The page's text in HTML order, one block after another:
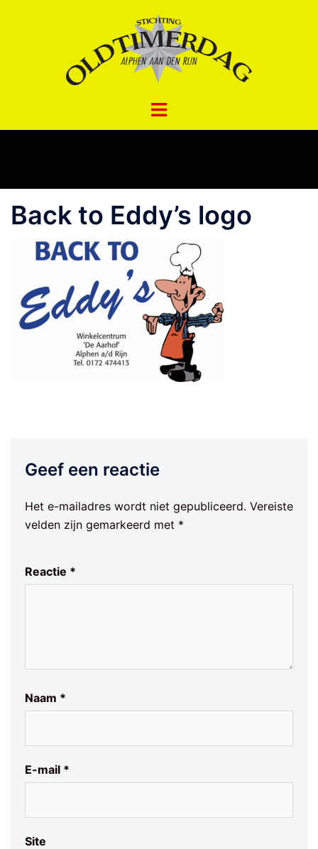
Back to Eddy’s logo
Geef een reactie
Het e-mailadres wordt niet gepubliceerd. Vereiste
velden zijn gemarkeerd met *
Reactie *
Naam *
E-mail *
Site